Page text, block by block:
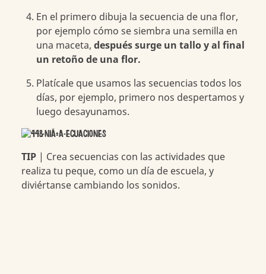
En el primero dibuja la secuencia de una flor,
por ejemplo cómo se siembra una semilla en
una maceta, después surge un tallo y al final
un retoño de una flor.
Platícale que usamos las secuencias todos los
días, por ejemplo, primero nos despertamos y
luego desayunamos.
TIP| Crea secuencias con las actividades que
realiza tu peque, como un día de escuela, y
diviértanse cambiando los sonidos.